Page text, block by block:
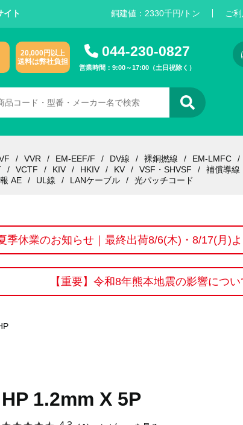
イト 銅建値： 2330千円/トン ご
20,000円以上
送料は弊社負担
044-230-0827
営業時間：9:00～17:00（土日祝除く）
VVR EM-EEF/F DV線 裸銅撚線 EM-LMFC
VCTF KIV HKIV KV VSF・SHVSF 補償導線
AE UL線 LANケーブル 光パッチコード
季休業のお知らせ｜最終出荷8/6(木)・8/17(月)
【重要】令和8年熊本地震の影響につ
HP 1.2mm X 5P